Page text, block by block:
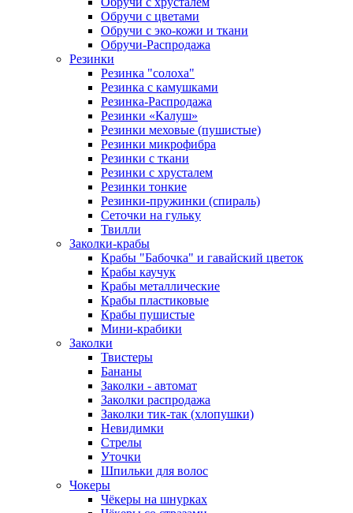
Обручи с цветами
Обручи с эко-кожи и ткани
Обручи-Распродажа
Резинки
Резинка "солоха"
Резинка с камушками
Резинка-Распродажа
Резинки «Калуш»
Резинки меховые (пушистые)
Резинки микрофибра
Резинки с ткани
Резинки с хрусталем
Резинки тонкие
Резинки-пружинки (спираль)
Сеточки на гульку
Твилли
Заколки-крабы
Крабы "Бабочка" и гавайский цветок
Крабы каучук
Крабы металлические
Крабы пластиковые
Крабы пушистые
Мини-крабики
Заколки
Твистеры
Бананы
Заколки - автомат
Заколки распродажа
Заколки тик-так (хлопушки)
Невидимки
Стрелы
Уточки
Шпильки для волос
Чокеры
Чёкеры на шнурках